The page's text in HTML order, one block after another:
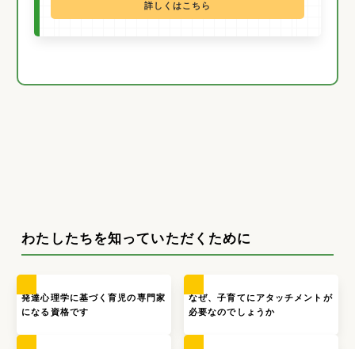
詳しくはこちら
わたしたちを知っていただくために
発達心理学に基づく育児の専門家
になる資格です
なぜ、子育てにアタッチメントが
必要なのでしょうか